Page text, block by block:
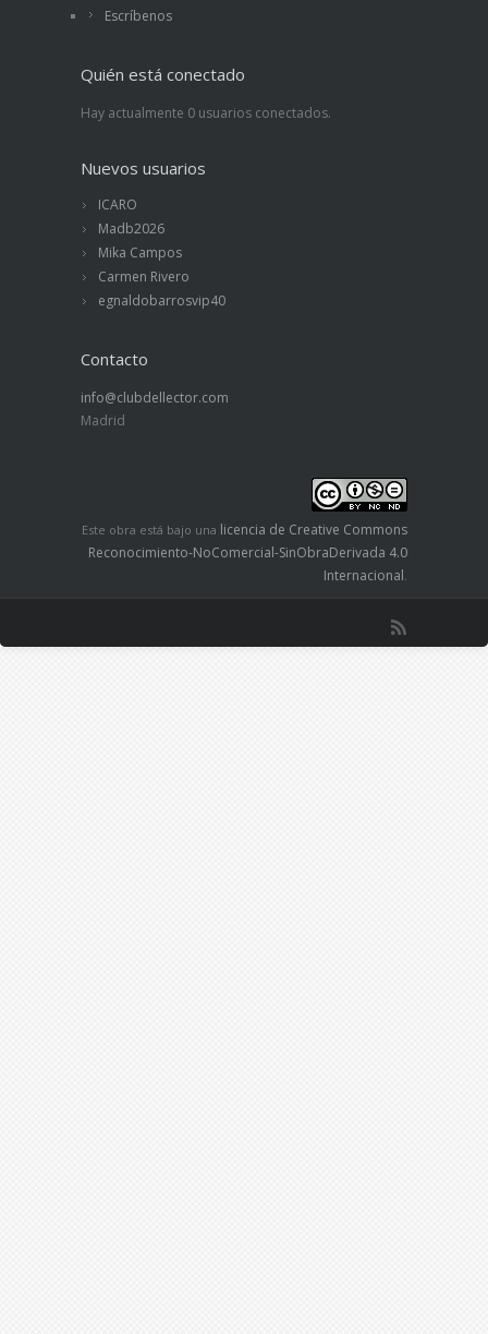
Escríbenos
Quién está conectado
Hay actualmente 0 usuarios conectados.
Nuevos usuarios
ICARO
Madb2026
Mika Campos
Carmen Rivero
egnaldobarrosvip40
Contacto
info@clubdellector.com
Madrid
Este obra está bajo una licencia de Creative Commons
Reconocimiento-NoComercial-SinObraDerivada 4.0
Internacional